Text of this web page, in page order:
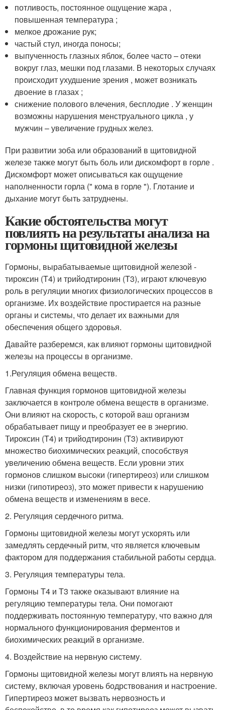
потливость, постоянное ощущение жара ,
повышенная температура ;
мелкое дрожание рук;
частый стул, иногда поносы;
выпученность глазных яблок, более часто – отеки
вокруг глаз, мешки под глазами. В некоторых случаях
происходит ухудшение зрения , может возникать
двоение в глазах ;
снижение полового влечения, бесплодие . У женщин
возможны нарушения менструального цикла , у
мужчин – увеличение грудных желез.
При развитии зоба или образований в щитовидной
железе также могут быть боль или дискомфорт в горле .
Дискомфорт может описываться как ощущение
наполненности горла (" кома в горле "). Глотание и
дыхание могут быть затруднены.
Какие обстоятельства могут
повлиять на результаты анализа на
гормоны щитовидной железы
Гормоны, вырабатываемые щитовидной железой -
тироксин (T4) и трийодтиронин (T3), играют ключевую
роль в регуляции многих физиологических процессов в
организме. Их воздействие простирается на разные
органы и системы, что делает их важными для
обеспечения общего здоровья.
Давайте разберемся, как влияют гормоны щитовидной
железы на процессы в организме.
1.Регуляция обмена веществ.
Главная функция гормонов щитовидной железы
заключается в контроле обмена веществ в организме.
Они влияют на скорость, с которой ваш организм
обрабатывает пищу и преобразует ее в энергию.
Тироксин (T4) и трийодтиронин (T3) активируют
множество биохимических реакций, способствуя
увеличению обмена веществ. Если уровни этих
гормонов слишком высоки (гипертиреоз) или слишком
низки (гипотиреоз), это может привести к нарушению
обмена веществ и изменениям в весе.
2. Регуляция сердечного ритма.
Гормоны щитовидной железы могут ускорять или
замедлять сердечный ритм, что является ключевым
фактором для поддержания стабильной работы сердца.
3. Регуляция температуры тела.
Гормоны T4 и T3 также оказывают влияние на
регуляцию температуры тела. Они помогают
поддерживать постоянную температуру, что важно для
нормального функционирования ферментов и
биохимических реакций в организме.
4. Воздействие на нервную систему.
Гормоны щитовидной железы могут влиять на нервную
систему, включая уровень бодрствования и настроение.
Гипертиреоз может вызвать нервозность и